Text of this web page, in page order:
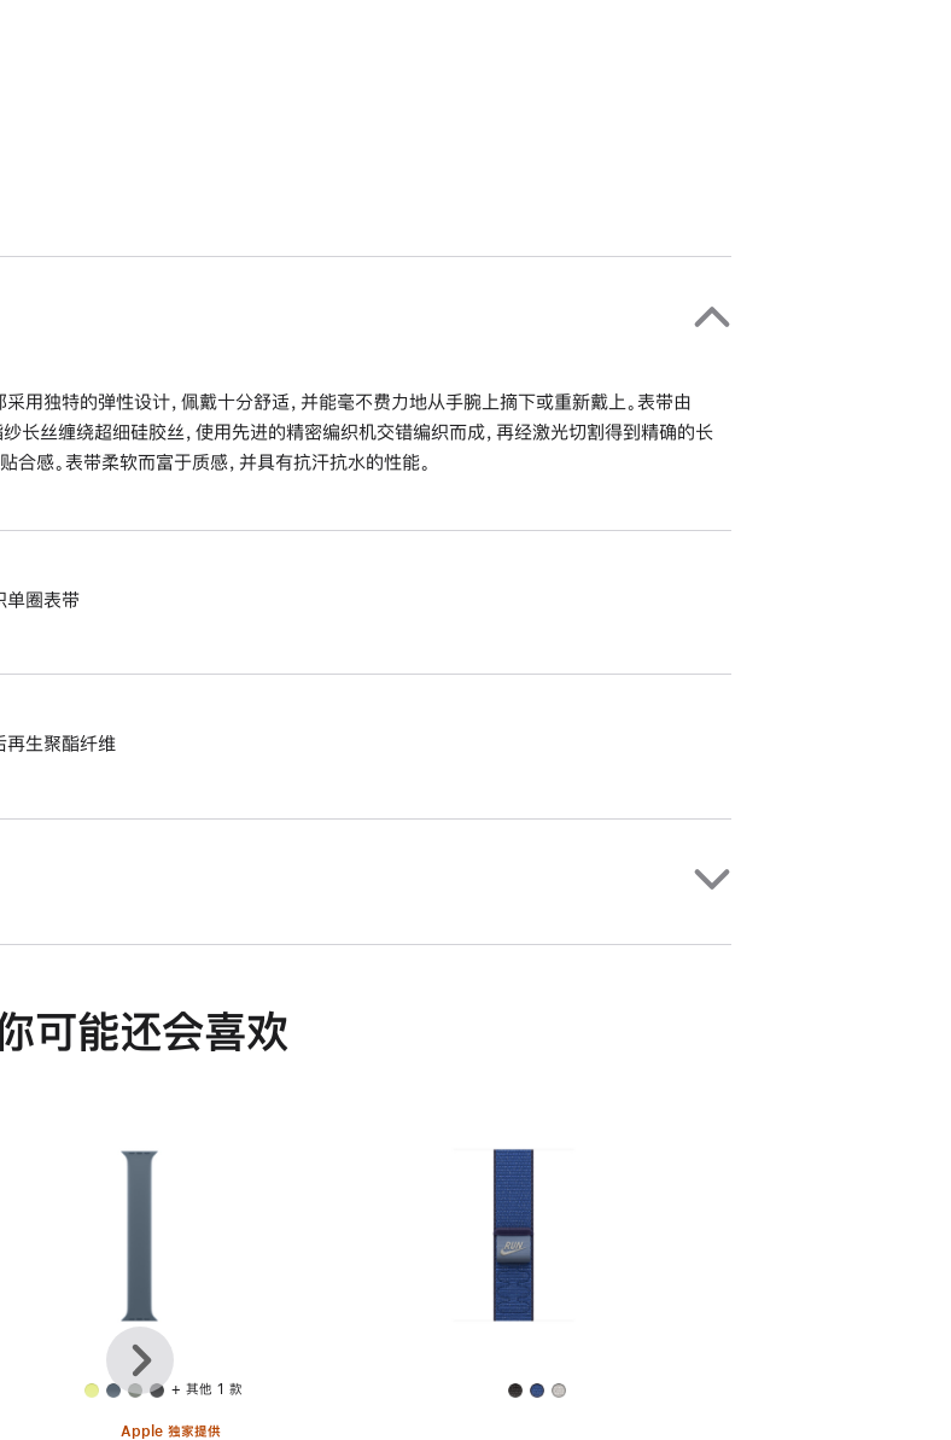
用独特的弹性设计，佩戴十分舒适，并能毫不费力地从手腕上摘下或重新戴上。表带由
长丝缠绕超细硅胶丝，使用先进的精密编织机交错编织而成，再经激光切割得到精确的长
合感。表带柔软而富于质感，并具有抗汗抗水的性能。
圈表带
生聚酯纤维
可能还会喜欢
+ 其他 1 款
Apple 独家提供
上
一
个
下
一
个